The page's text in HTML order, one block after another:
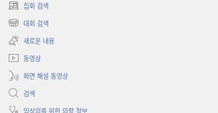
집회 검색
(새로운
창
대회 검색
(새로운
창
열기)
새로운 내용
동영상
화면 해설 동영상
검색
임상의를 위한 의학 정보